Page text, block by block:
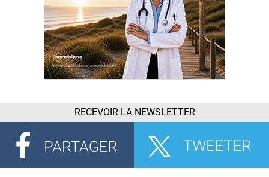
RECEVOIR LA NEWSLETTER